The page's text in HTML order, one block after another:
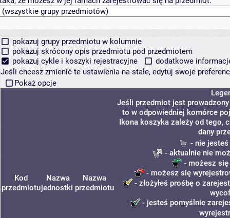
pokazuj grupy przedmiotu w kolumnie
pokazuj skrócony opis przedmiotu pod przedmiotem
pokazuj cykle i koszyki rejestracyjne
dodatkowe
Jeśli chcesz zmienić te ustawienia na stałe, edytuj swoje
Pokaż opcje
Kod
przedmiotu
Nazwa
jednostki
Nazwa
przedmiotu
Jeśli przedmiot jest
to w odpowiedniej komórce
Ikona koszyka zależy od tego,
dany
- nie
- aktualnie nie
- możesz się
- możesz się
- złożyłeś prośbę o
- jesteś pomyślnie